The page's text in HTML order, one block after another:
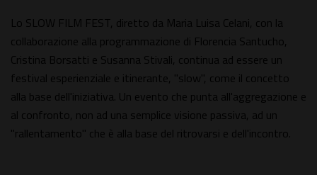
Lo SLOW FILM FEST, diretto da Maria Luisa Celani, con la
collaborazione alla programmazione di Florencia Santucho,
Cristina Borsatti e Susanna Stivali, continua ad essere un
festival esperienziale e itinerante, "slow", come il concetto
alla base dell'iniziativa. Un evento che punta all'aggregazione e
al confronto, non ad una semplice visione passiva, ad un
"rallentamento" che è alla base del ritrovarsi e dell'incontro.